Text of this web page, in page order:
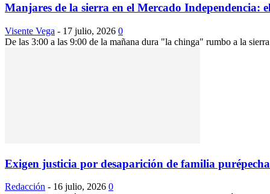
Manjares de la sierra en el Mercado Independencia:
Visente Vega - 17 julio, 2026 0
De las 3:00 a las 9:00 de la mañana dura "la chinga" rumbo a la
Exigen justicia por desaparición de familia
Redacción - 16 julio, 2026 0